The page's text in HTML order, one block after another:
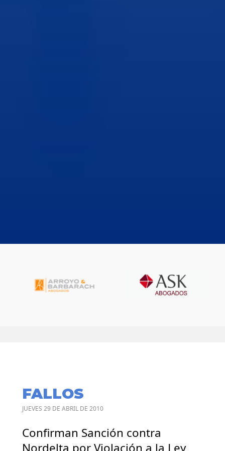
FALLOS
JUEVES 29 DE ABRIL DE 2010
Confirman Sanción contra
Nordelta por Violación a la Ley